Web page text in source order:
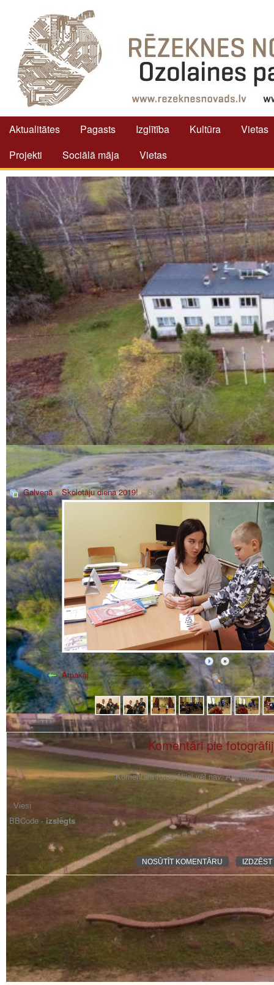
Aktualitātes Pagasts Izglītība Kultūra
Vietas
Projekti
Sociālā māja Vietas
Galvenā»Skolotāju diena 2019!» Skolotāju diena 2019!_27
Atpakaļ
Komentāri pie
Komentāra fotogrāfijai vēl nav. Atstājiet
BBCode -izslēgts